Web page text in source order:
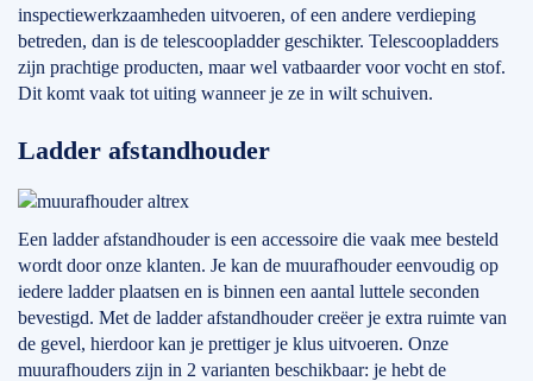
inspectiewerkzaamheden uitvoeren, of een andere verdieping
betreden, dan is de telescoopladder geschikter. Telescoopladders
zijn prachtige producten, maar wel vatbaarder voor vocht en stof.
Dit komt vaak tot uiting wanneer je ze in wilt schuiven.
Ladder afstandhouder
Een ladder afstandhouder is een accessoire die vaak mee besteld
wordt door onze klanten. Je kan de muurafhouder eenvoudig op
iedere ladder plaatsen en is binnen een aantal luttele seconden
bevestigd. Met de ladder afstandhouder creëer je extra ruimte van
de gevel, hierdoor kan je prettiger je klus uitvoeren. Onze
muurafhouders zijn in 2 varianten beschikbaar: je hebt de